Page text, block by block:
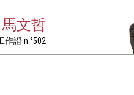
馬文哲
證 n.°502